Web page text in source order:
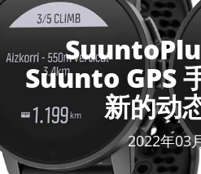
Suunto GPS
新的动
2022年03